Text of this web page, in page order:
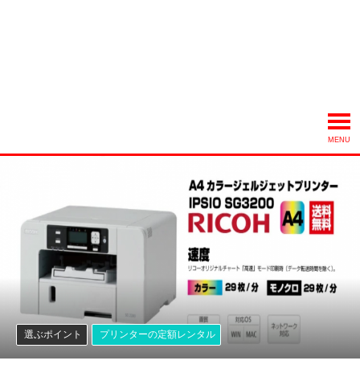
MENU
選ぶポイント プリンターの定額レンタル